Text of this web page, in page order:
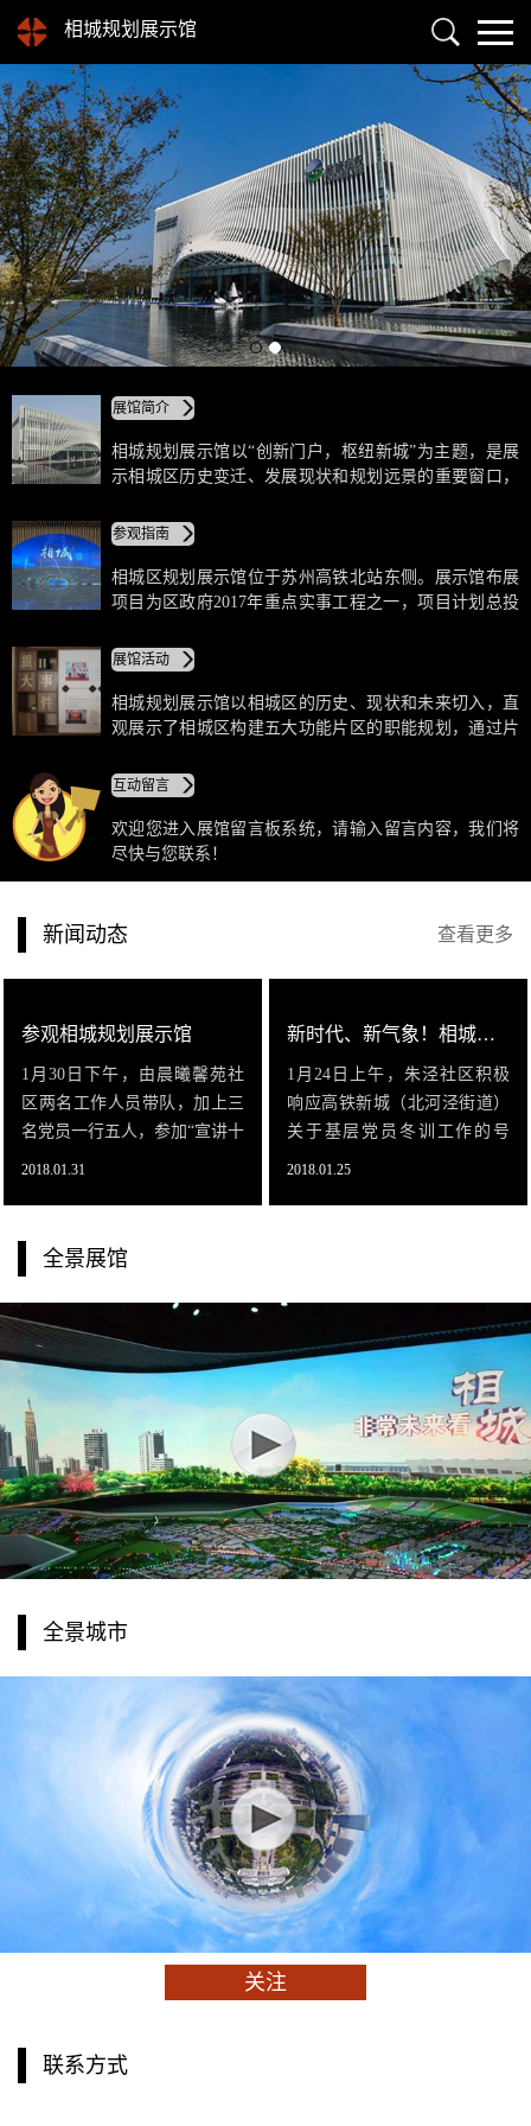
相城规划展示馆
展馆简介
相城规划展示馆以“创新门户，枢纽新城”为主题，是展
示相城区历史变迁、发展现状和规划远景的重要窗口，
地，是一个全方位、多角度展现城市建城史、经济、文
化建设成果与城市规划光明前景的“城市会客厅”。
参观指南
相城区规划展示馆位于苏州高铁北站东侧。展示馆布展
项目为区政府2017年重点实事工程之一，项目计划总投
馆功能定位为“一馆四平台”，即相城区首个阳光规划的
宣传平台，市民认知城市、沟通交流的公共平台，满足
视察工作的汇报平台，客商接待、招商引资的聚集平
台。
展馆活动
相城规划展示馆以相城区的历史、现状和未来切入，直
观展示了相城区构建五大功能片区的职能规划，通过片
城区后发崛起、跨越式发展的未来蓝图。序厅左侧的“相
城概况”、“相城记忆”、“重大事件”展示墙和“大数据看相
城”展示桌通过图文并茂的方式，向我们讲述了相城积淀
千年的历史与文脉、传承与变化。右侧的“领导关怀”则
互动留言
欢迎您进入展馆留言板系统，请输入留言内容，我们将
尽快与您联系！
查看更多
新闻动态
参观相城规划展示馆
1月30日下午，由晨曦馨苑社
区两名工作人员带队，加上三
名党员一行五人，参加“宣讲十
划展示馆设计优美的外形给人
以简洁明快、大气恢弘的印
象。
2018.01.31
新时代、新气象！相城规划展示馆的“冬训党课”
1月24日上午，朱泾社区积极
响应高铁新城（北河泾街道）
关于基层党员冬训工作的号
区”发展规划，着实领略了相城
区在新时代的发展新气象。
2018.01.25
全景展馆
全景城市
关注
联系方式